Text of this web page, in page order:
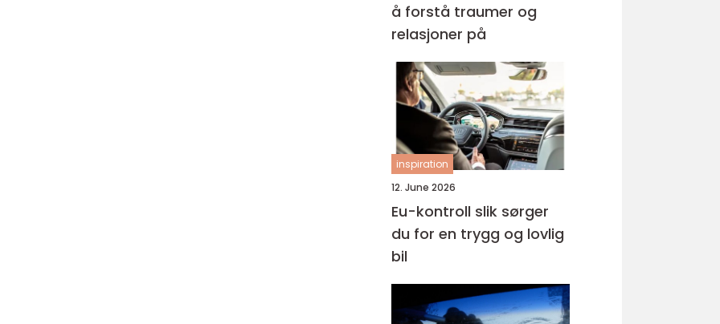
å forstå traumer og
relasjoner på
inspiration
12. June 2026
Eu-kontroll slik sørger
du for en trygg og lovlig
bil